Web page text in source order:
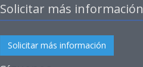
Solicitar más información
Solicitar más información